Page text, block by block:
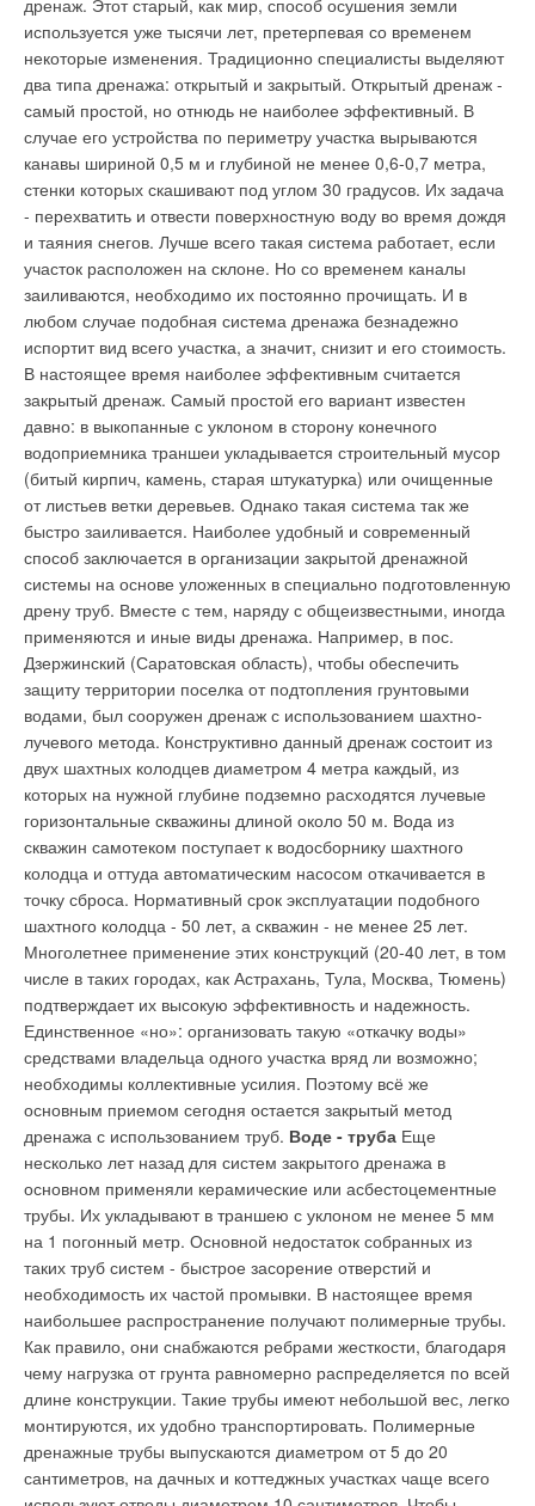
дренаж. Этот старый, как мир, способ осушения земли
используется уже тысячи лет, претерпевая со временем
некоторые изменения. Традиционно специалисты выделяют
два типа дренажа: открытый и закрытый. Открытый дренаж -
самый простой, но отнюдь не наиболее эффективный. В
случае его устройства по периметру участка вырываются
канавы шириной 0,5 м и глубиной не менее 0,6-0,7 метра,
стенки которых скашивают под углом 30 градусов. Их задача
- перехватить и отвести поверхностную воду во время дождя
и таяния снегов. Лучше всего такая система работает, если
участок расположен на склоне. Но со временем каналы
заиливаются, необходимо их постоянно прочищать. И в
любом случае подобная система дренажа безнадежно
испортит вид всего участка, а значит, снизит и его стоимость.
В настоящее время наиболее эффективным считается
закрытый дренаж. Самый простой его вариант известен
давно: в выкопанные с уклоном в сторону конечного
водоприемника траншеи укладывается строительный мусор
(битый кирпич, камень, старая штукатурка) или очищенные
от листьев ветки деревьев. Однако такая система так же
быстро заиливается. Наиболее удобный и современный
способ заключается в организации закрытой дренажной
системы на основе уложенных в специально подготовленную
дрену труб. Вместе с тем, наряду с общеизвестными, иногда
применяются и иные виды дренажа. Например, в пос.
Дзержинский (Саратовская область), чтобы обеспечить
защиту территории поселка от подтопления грунтовыми
водами, был сооружен дренаж с использованием шахтно-
лучевого метода. Конструктивно данный дренаж состоит из
двух шахтных колодцев диаметром 4 метра каждый, из
которых на нужной глубине подземно расходятся лучевые
горизонтальные скважины длиной около 50 м. Вода из
скважин самотеком поступает к водосборнику шахтного
колодца и оттуда автоматическим насосом откачивается в
точку сброса. Нормативный срок эксплуатации подобного
шахтного колодца - 50 лет, а скважин - не менее 25 лет.
Многолетнее применение этих конструкций (20-40 лет, в том
числе в таких городах, как Астрахань, Тула, Москва, Тюмень)
подтверждает их высокую эффективность и надежность.
Единственное «но»: организовать такую «откачку воды»
средствами владельца одного участка вряд ли возможно;
необходимы коллективные усилия. Поэтому всё же
основным приемом сегодня остается закрытый метод
дренажа с использованием труб. Воде - труба Еще
несколько лет назад для систем закрытого дренажа в
основном применяли керамические или асбестоцементные
трубы. Их укладывают в траншею с уклоном не менее 5 мм
на 1 погонный метр. Основной недостаток собранных из
таких труб систем - быстрое засорение отверстий и
необходимость их частой промывки. В настоящее время
наибольшее распространение получают полимерные трубы.
Как правило, они снабжаются ребрами жесткости, благодаря
чему нагрузка от грунта равномерно распределяется по всей
длине конструкции. Такие трубы имеют небольшой вес, легко
монтируются, их удобно транспортировать. Полимерные
дренажные трубы выпускаются диаметром от 5 до 20
сантиметров, на дачных и коттеджных участках чаще всего
Добавить комментарий
Ваше имя *
Ваш E-mail *
Текст комментария
Ваш E-mail *
Текст комментария
профили. Эти черты еще больше смягчают линии зданий и
подчеркивают их изогнутые фасады. Кроме того, кровля в
виде крыла самолета сама по себе есть средство
устрашения особо отчаянных праздношатающихся. На
строительство начальной школы Highfield Community Primary
School в Сандерленде компания Guttermaster поставила
полусферические панели авиационного профиля для
карнизов, которые скрадывают впадину и подчеркивают
подъем в высшей степени изолированной крыши. Фактором
же стабильности, устойчивости развития можно считать
наличие у этих зданий зеленых крыш от Bauder. Здесь
посажен очиток едкий, и эти посадки гасят слишком бурные
ливневые потоки, поглощают углерод и солнечный жар и
помогают зданию естественно вписываться в окружающий
ландшафт. Алюминий является материалом, избранным
Guttermaster и для стандартных водосточных систем, и для
заказных продуктов. Алюминий гарантирует долгосрочную
стабильность. Помимо же долговечности и невысоких
эксплуатационных расходов этот материал привлекателен
легкостью переработки. Энергия, необходимая для
утилизации алюминиевого вторсырья, составляет не более 5
процентов энергии, расходуемой на производство алюминия
из руды. Примерно 40 процентов продуктов, выпускаемых
Guttermaster, делаются из переработанного материала.
Уведомления отключены
Комментарии
В этой теме еще нет комментариев
Добавить комментарий
Ваше имя *
Ваш E-mail *